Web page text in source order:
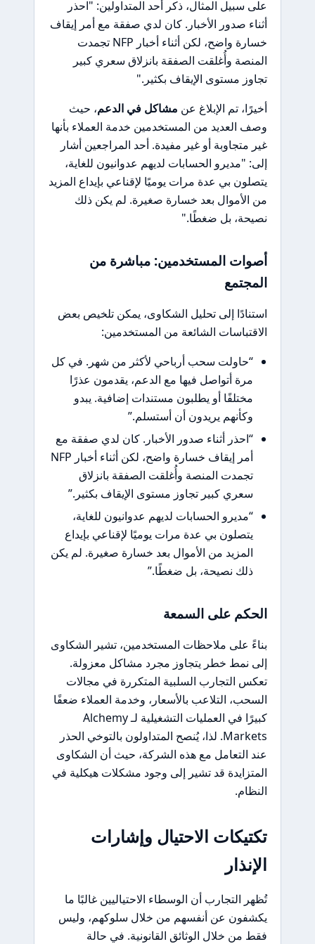
على سبيل المثال، ذكر أحد المتداولين: "احذر
أثناء صدور الأخبار. كان لدي صفقة مع أمر إيقاف
خسارة واضح، لكن أثناء أخبار NFP تجمدت
المنصة وأُغلقت الصفقة بانزلاق سعري كبير
تجاوز مستوى الإيقاف بكثير."
أخيرًا، تم الإبلاغ عن مشاكل في الدعم، حيث
وصف العديد من المستخدمين خدمة العملاء بأنها
غير متجاوبة أو غير مفيدة. أحد المراجعين أشار
إلى: "مديرو الحسابات لديهم عدوانيون للغاية،
يتصلون بي عدة مرات يوميًا لإقناعي بإيداع المزيد
من الأموال بعد خسارة صغيرة. لم يكن ذلك
نصيحة، بل ضغطًا."
أصوات المستخدمين: مباشرة من
المجتمع
استنادًا إلى تحليل الشكاوى، يمكن تلخيص بعض
الاقتباسات الشائعة من المستخدمين:
“حاولت سحب أرباحي لأكثر من شهر. في كل
مرة أتواصل فيها مع الدعم، يقدمون عذرًا
مختلفًا أو يطلبون مستندات إضافية. يبدو
وكأنهم يريدون أن أستسلم.”
“احذر أثناء صدور الأخبار. كان لدي صفقة مع
أمر إيقاف خسارة واضح، لكن أثناء أخبار NFP
تجمدت المنصة وأُغلقت الصفقة بانزلاق
سعري كبير تجاوز مستوى الإيقاف بكثير.”
“مديرو الحسابات لديهم عدوانيون للغاية،
يتصلون بي عدة مرات يوميًا لإقناعي بإيداع
المزيد من الأموال بعد خسارة صغيرة. لم يكن
ذلك نصيحة، بل ضغطًا.”
الحكم على السمعة
بناءً على ملاحظات المستخدمين، تشير الشكاوى
إلى نمط خطر يتجاوز مجرد مشاكل معزولة.
تعكس التجارب السلبية المتكررة في مجالات
السحب، التلاعب بالأسعار، وخدمة العملاء ضعفًا
كبيرًا في العمليات التشغيلية لـ Alchemy
Markets. لذا، يُنصح المتداولون بالتوخي الحذر
عند التعامل مع هذه الشركة، حيث أن الشكاوى
المتزايدة قد تشير إلى وجود مشكلات هيكلية في
النظام.
تكتيكات الاحتيال وإشارات
الإنذار
تُظهر التجارب أن الوسطاء الاحتياليين غالبًا ما
يكشفون عن أنفسهم من خلال سلوكهم، وليس
فقط من خلال الوثائق القانونية. في حالة